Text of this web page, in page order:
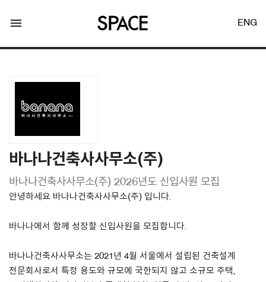
LOGIN
Twitter Login
menu ENG
바나나건축사사무소(주)
바나나건축사사무소(주) 2026년도 신입사원 모집
안녕하세요 바나나건축사사무소(주) 입니다.
바나나에서 함께 성장할 신입사원을 모집합니다.
바나나건축사사무소는 2021년 4월 서울에서 설립된 건축설계
전문회사로서 특정 용도와 규모에 국한되지 않고 소규모 주택,